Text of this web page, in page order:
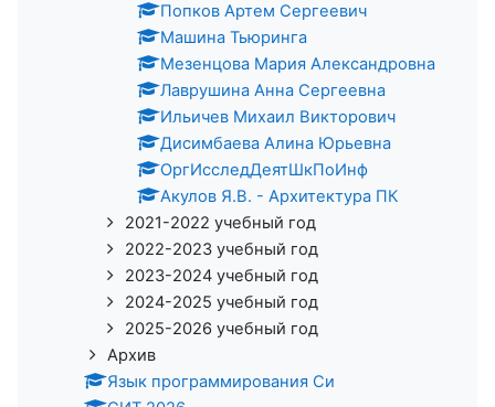
Попков Артем Сергеевич
Машина Тьюринга
Мезенцова Мария Александровна
Лаврушина Анна Сергеевна
Ильичев Михаил Викторович
Дисимбаева Алина Юрьевна
ОргИсследДеятШкПоИнф
Акулов Я.В. - Архитектура ПК
2021-2022 учебный год
2022-2023 учебный год
2023-2024 учебный год
2024-2025 учебный год
2025-2026 учебный год
Архив
Язык программирования Си